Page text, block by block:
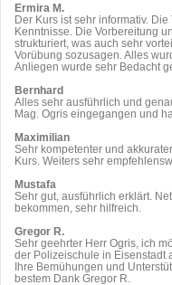
Ermira M.
Der Kurs ist sehr informativ.
Kenntnisse. Die Vorbereitung
strukturiert, was auch sehr
Vorübung sozusagen. Alles
Anliegen wurde sehr Bedacht
Bernhard
Alles sehr ausführlich und
Mag. Ogris eingegangen und
Maximilian
Sehr kompetenter und
Kurs. Weiters sehr
Mustafa
Sehr gut, ausführlich erklärt.
bekommen, sehr hilfreich.
Gregor R.
Sehr geehrter Herr Ogris, ich
der Polizeischule in Eisenstadt
Ihre Bemühungen und
bestem Dank Gregor R.